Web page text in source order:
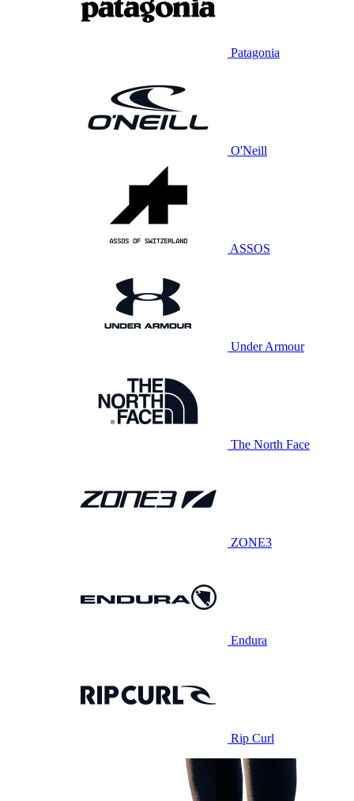
Patagonia
O'Neill
ASSOS
Under Armour
The North Face
ZONE3
Endura
Rip Curl